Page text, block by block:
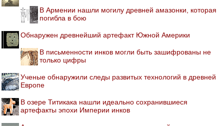
В Армении нашли могилу древней амазонки, которая
погибла в бою
Обнаружен древнейший артефакт Южной Америки
В письменности инков могли быть зашифрованы не
только цифры
Ученые обнаружили следы развитых технологий в древней
Европе
В озере Титикака нашли идеально сохранившиеся
артефакты эпохи Империи инков